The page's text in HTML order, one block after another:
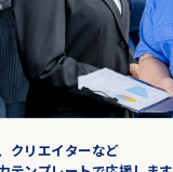
クリエイターなど